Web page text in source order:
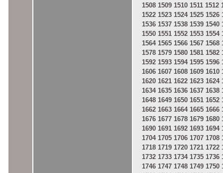
1508 1509 1510 1511 1512
1522 1523 1524 1525 1526
1536 1537 1538 1539 1540
1550 1551 1552 1553 1554
1564 1565 1566 1567 1568
1578 1579 1580 1581 1582
1592 1593 1594 1595 1596
1606 1607 1608 1609 1610
1620 1621 1622 1623 1624
1634 1635 1636 1637 1638
1648 1649 1650 1651 1652
1662 1663 1664 1665 1666
1676 1677 1678 1679 1680
1690 1691 1692 1693 1694
1704 1705 1706 1707 1708
1718 1719 1720 1721 1722
1732 1733 1734 1735 1736
1746 1747 1748 1749 1750